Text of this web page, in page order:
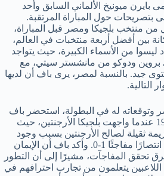
ميونيخ الألماني السابق وأحد
بتصريحات حول المباراة المرتقبة.
منتخب بلجيكا ومصر قبل المباراة،
بين أفضل أربعة منتخبات في العالم،
من الأسماء الكبيرة، حيث يتواجد
بروين ودوكو من مانشستر سيتي، مع
جيد. بالنسبة لمصر، يرى باف أن لديها
التالية.
له في البطولة، استحضر باف
ذكرياته من كأس العالم 1982 عندما واجهت بلجيكا الأرجنتين، حيث
ثقيلة لصالح الأرجنتين بسبب وجود
مارادونا، لكن بلجيكا حققت انتصارًا مفاجئًا 1-0. وأكد باف أن الإيمان
تحقق المفاجآت، مشيرًا إلى أن التطور
يتعلمون من تجارب احترافهم في